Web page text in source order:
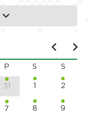
P S S
31 1 2
7 8 9